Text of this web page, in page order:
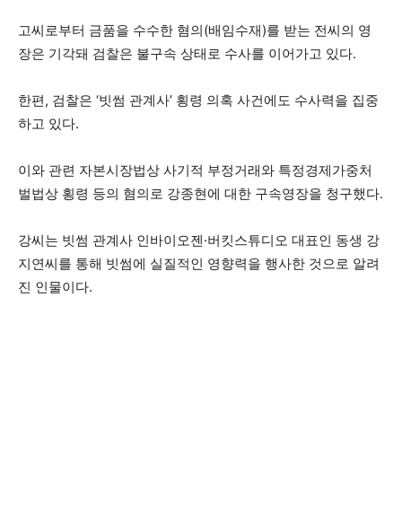
고씨로부터 금품을 수수한 혐의(배임수재)를 받는 전씨의 영
장은 기각돼 검찰은 불구속 상태로 수사를 이어가고 있다.
한편, 검찰은 ‘빗썸 관계사’ 횡령 의혹 사건에도 수사력을 집중
하고 있다.
이와 관련 자본시장법상 사기적 부정거래와 특정경제가중처
벌법상 횡령 등의 혐의로 강종현에 대한 구속영장을 청구했다.
강씨는 빗썸 관계사 인바이오젠·버킷스튜디오 대표인 동생 강
지연씨를 통해 빗썸에 실질적인 영향력을 행사한 것으로 알려
진 인물이다.